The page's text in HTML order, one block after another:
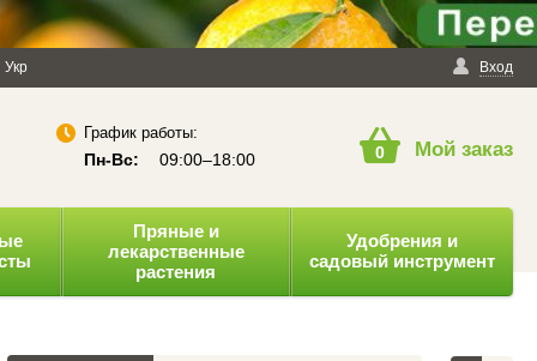
Вход
Укр
График работы:
Пн-Вс: 09:00–18:00 0 Мой заказ
Пряные и
лекарственные
растения
Удобрения и
садовый инструмент